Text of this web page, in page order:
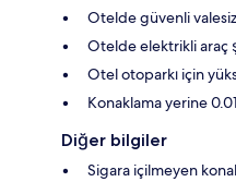
Otelde güvenli
Otelde elektrikli araç
Otel otoparkı için
Konaklama yerine
Diğer bilgiler
Sigara içilmeyen